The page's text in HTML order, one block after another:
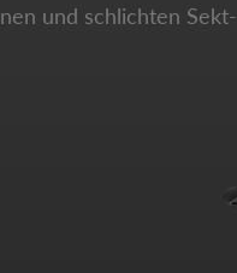
und schlichten Sekt-